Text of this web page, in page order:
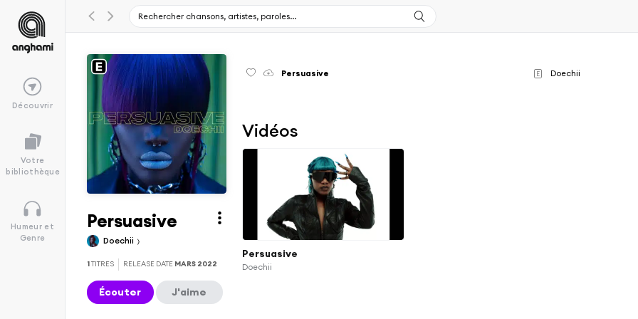
Découvrir
Votre
bibliothèque
Humeur et
Genre
Persuasive
Doechii
1TITRES RELEASE DATE MARS 2022
Écouter J'aime
Persuasive E Doechii
Vidéos
Persuasive
Doechii